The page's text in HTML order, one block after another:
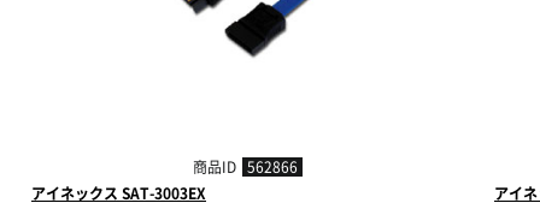
商品ID 562866
アイネックス SAT-3003EX
アイ